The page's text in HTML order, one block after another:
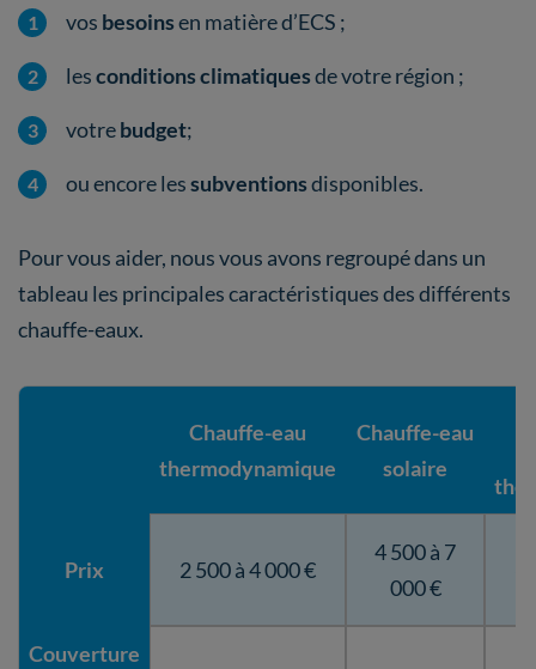
vos besoinsen matière d’ECS ;
lesconditions climatiquesde votre région ;
votrebudget;
ou encore lessubventionsdisponibles.
Pour vous aider, nous vous avons regroupé dans un
tableau les principales caractéristiques des différents
chauffe-eaux.
Chauffe-eau
thermodynamique
Chauffe-eau
solaire
Prix 2 500 à 4 000 €
4 500 à 7
000 €
Couverture